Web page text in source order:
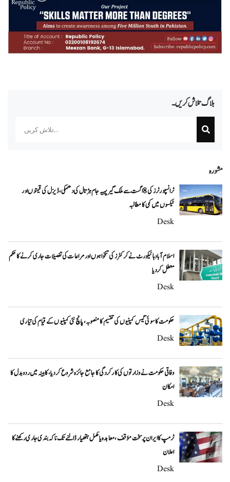
بلاگ تلاش کریں۔
مشورہ
ٹرانسپورٹرز کی 8 اگست سے ملک گیر پہیہ جام ہڑتال کی دھمکی، ڈیزل کی قیمتوں اور
ٹیکسوں میں کمی کا مطالبہ
Desk
اسلام آباد ہائیکورٹ نے کرکٹرز کی تنخواہوں اور مراعات کی تفصیلات جاری کرنے کا حکم
معطل کر دیا
Desk
حکومت کا سوئی گیس کمپنیوں کی تقسیم کا منصوبہ، پانچ نئی کمپنیوں کے قیام کی تیاری
Desk
وفاقی حکومت نے وزارتوں کی کارکردگی کا جامع جائزہ شروع کر دیا، کابینہ میں ردوبدل کا
امکان
Desk
ٹرمپ کا ایران پر سخت مؤقف، معاہدہ یا مکمل ہتھیار ڈالنے تک ناکہ بندی جاری رکھنے کا
اعلان
Desk